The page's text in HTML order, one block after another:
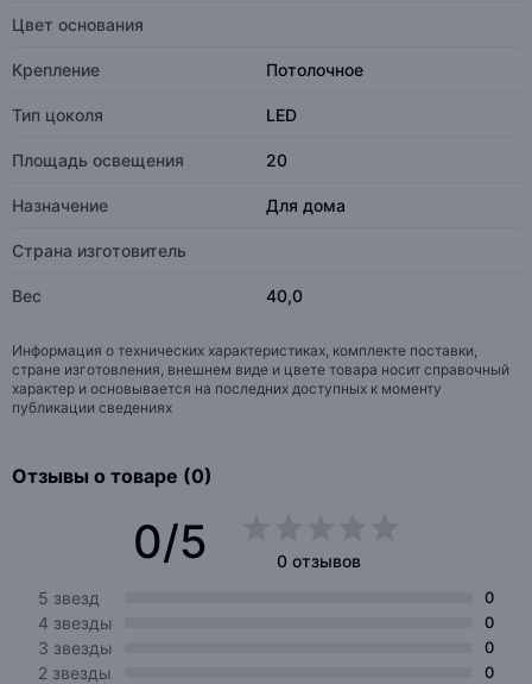
Цвет основания
Крепление Потолочное
Тип цоколя LED
Площадь освещения 20
Назначение Для дома
Страна изготовитель
Вес 40,0
Информация о технических характеристиках, комплекте поставки,
стране изготовления, внешнем виде и цвете товара носит справочный
характер и основывается на последних доступных к моменту
публикации сведениях
Отзывы о товаре (0)
0/5
0 отзывов
5 звезд
0
4 звезды 0
3 звезды 0
2 звезды 0